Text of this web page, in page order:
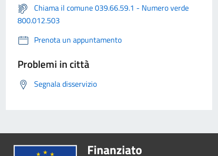
Chiama il comune 039.66.59.1 - Numero verde
800.012.503
Prenota un appuntamento
Problemi in città
Segnala disservizio